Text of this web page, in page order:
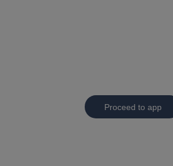
Proceed to app